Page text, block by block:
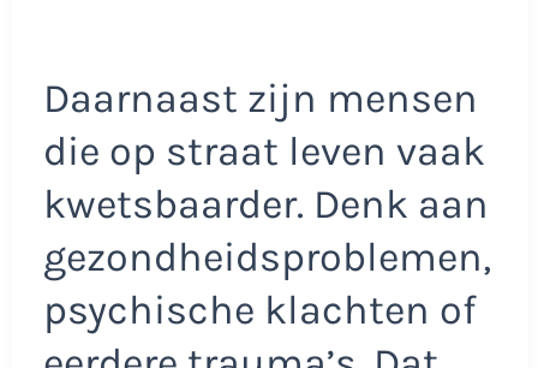
Daarnaast zijn mensen
die op straat leven vaak
kwetsbaarder. Denk aan
gezondheidsproblemen,
psychische klachten of